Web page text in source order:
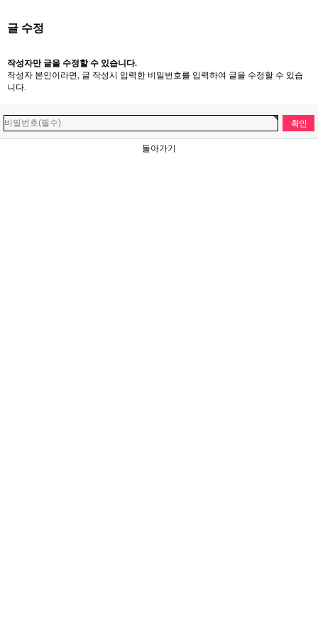
글 수정
작성자만 글을 수정할 수 있습니다.
작성자 본인이라면, 글 작성시 입력한 비밀번호를 입력하여 글을 수정할 수 있습
니다.
돌아가기